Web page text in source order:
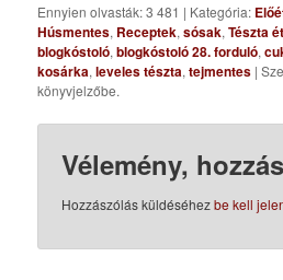
Ennyien olvasták: 3 481 | Kategória:
Húsmentes, Receptek,sósak,Tészta
blogkóstoló,blogkóstoló 28. forduló,
kosárka,leveles tészta,tejmentes |
könyvjelzőbe.
Vélemény,
Hozzászólás küldéséhezbe kell